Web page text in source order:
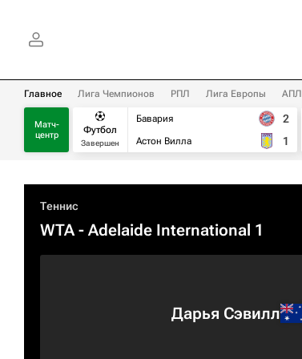
Главное Лига Чемпионов РПЛ Лига Европы АПЛ
Матч-
центр
Футбол
Завершен
Бавария
Астон Вилла
2
1
Теннис
WTA- Adelaide International 1
Дарья Сэвилл